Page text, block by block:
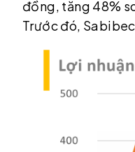
đồng, tăng 48%
Trước đó,